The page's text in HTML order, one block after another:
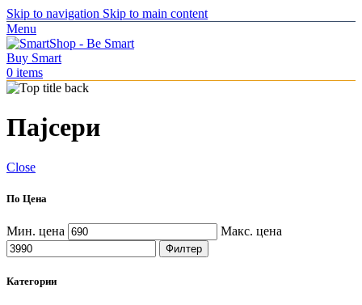
Skip to navigation Skip to main content
Menu
0 items
Пајсери
Close
По Цена
Мин. цена Макс. цена
Филтер
Категории